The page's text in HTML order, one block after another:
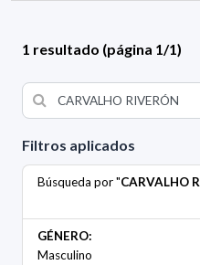
Filtros aplicados
Búsqueda por "CARVALHO
GÉNERO:
Masculino
1 resultado (página 1/1)